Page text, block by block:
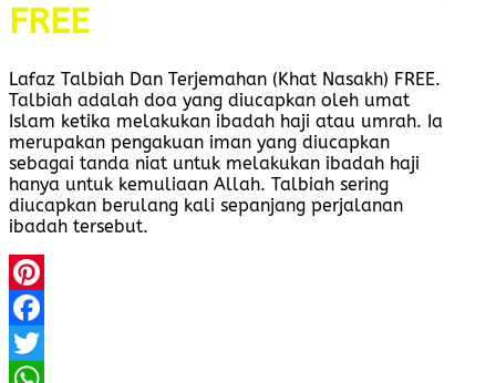
FREE
Lafaz Talbiah Dan Terjemahan (Khat Nasakh) FREE.
Talbiah adalah doa yang diucapkan oleh umat
Islam ketika melakukan ibadah haji atau umrah. Ia
merupakan pengakuan iman yang diucapkan
sebagai tanda niat untuk melakukan ibadah haji
hanya untuk kemuliaan Allah. Talbiah sering
diucapkan berulang kali sepanjang perjalanan
ibadah tersebut.
Pinterest
Facebook
Twitter